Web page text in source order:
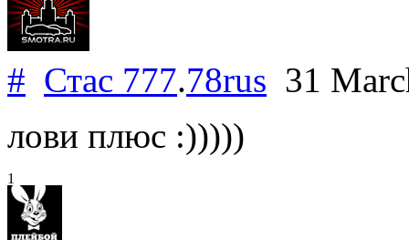
# Стас 777.78rus 31
лови плюс :)))))
1